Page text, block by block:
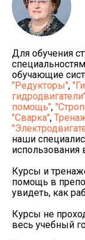
Для обучения
обучающие
"Редукторы",
помощь",
"Сварка",
наши
использования
Курсы и
помощь в
увидеть, как
Курсы не
весь учебный